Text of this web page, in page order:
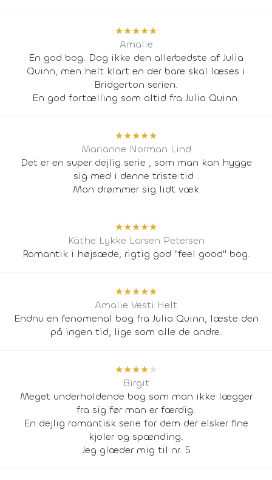
★★★★★
Amalie
En god bog. Dog ikke den allerbedste af Julia
Quinn, men helt klart en der bare skal læses i
Bridgerton serien.
En god fortælling som altid fra Julia Quinn.
★★★★★
Marianne Norman Lind
Det er en super dejlig serie , som man kan hygge
sig med i denne triste tid .
Man drømmer sig lidt væk
★★★★★
Käthe Lykke Larsen Petersen
Romantik i højsæde, rigtig god "feel good" bog.
★★★★★
Amalie Vesti Helt
Endnu en fenomenal bog fra Julia Quinn, læste den
på ingen tid, lige som alle de andre.
★★★★★
Birgit
Meget underholdende bog som man ikke lægger
fra sig før man er færdig.
En dejlig romantisk serie for dem der elsker fine
kjoler og spænding.
Jeg glæder mig til nr. 5